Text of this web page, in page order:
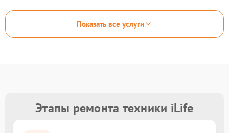
Показать все услуги
Этапы ремонта техники iLife